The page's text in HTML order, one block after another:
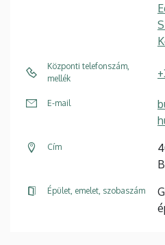
Központi telefonszám,
mellék
E-mail
Cím
Épület, emelet, szobaszám